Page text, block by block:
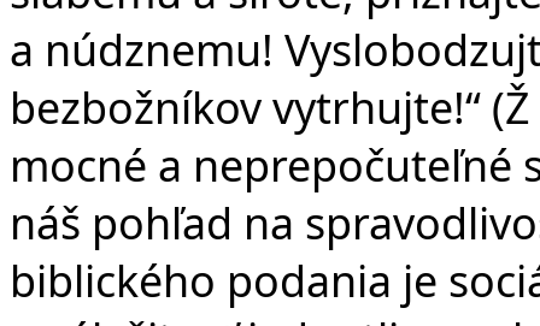
a núdznemu!
bezbožníkov vytrhujte!“
mocné a neprepočuteľné
náš pohľad na
biblického podania je